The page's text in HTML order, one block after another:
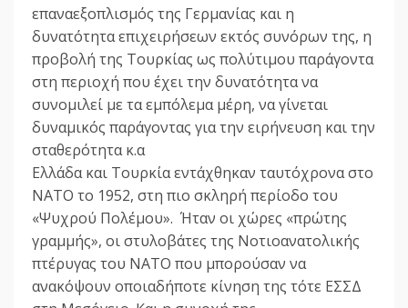
επαναεξοπλισμός της Γερμανίας και η
δυνατότητα επιχειρήσεων εκτός συνόρων της, η
προβολή της Τουρκίας ως πολύτιμου παράγοντα
στη περιοχή που έχει την δυνατότητα να
συνομιλεί με τα εμπόλεμα μέρη, να γίνεται
δυναμικός παράγοντας για την ειρήνευση και την
σταθερότητα κ.α
Ελλάδα και Τουρκία εντάχθηκαν ταυτόχρονα στο
ΝΑΤΟ το 1952, στη πιο σκληρή περίοδο του
«Ψυχρού Πολέμου». Ήταν οι χώρες «πρώτης
γραμμής», οι στυλοβάτες της Νοτιοανατολικής
πτέρυγας του ΝΑΤΟ που μπορούσαν να
ανακόψουν οποιαδήποτε κίνηση της τότε ΕΣΣΔ